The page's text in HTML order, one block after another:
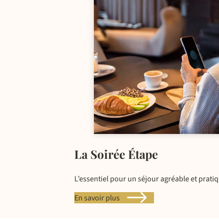
La Soirée Étape
L’essentiel pour un séjour agréable et
En savoir plus